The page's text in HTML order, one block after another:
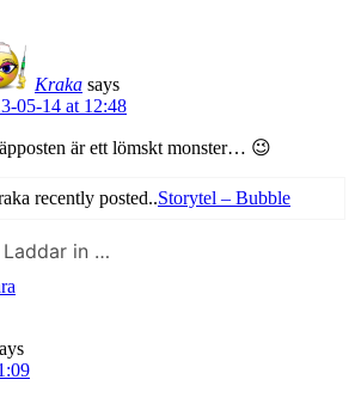
Kraka says
05-14 at 12:48
är ett lömskt monster… 😉
recently posted..Storytel – Bubble
Laddar in …